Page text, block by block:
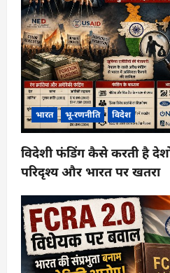
भारत भू-रणनीति विदेश
विदेशी फंडिंग कैसे करती है
परिदृश्य और भारत पर खतरा